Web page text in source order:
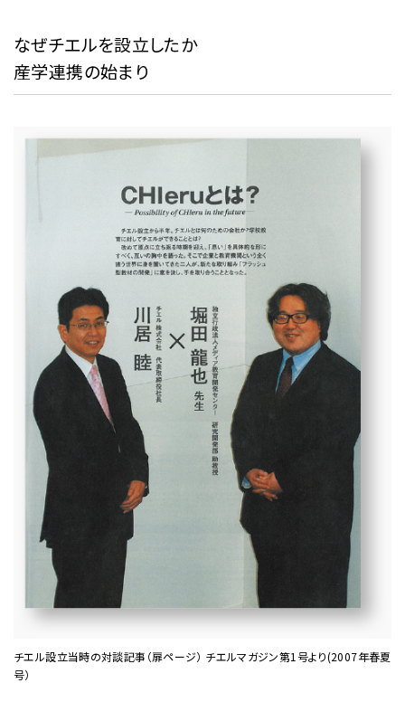
なぜチエルを設立したか
産学連携の始まり
チエル設立当時の対談記事（扉ページ） チエルマガジン第1号より(2007年春夏
号）